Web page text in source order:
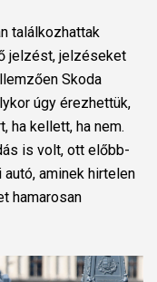
találkozhattak
jelzést, jelzéseket
Skoda
úgy érezhettük,
ha kellett, ha nem.
is volt, ott előbb-
aminek hirtelen
hamarosan